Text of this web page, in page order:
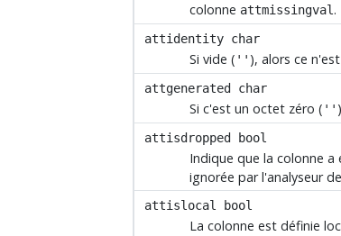
colonne attmissingval .
attidentity char
Si vide ( '' ), alors ce
attgenerated char
Si c'est un octet zéro ( ''
attisdropped bool
Indique que la colonne
ignorée par l'analyseur
attislocal bool
La colonne est définie